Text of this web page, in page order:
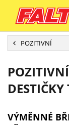
POZITIVNÍ
VÝMĚNNÉ